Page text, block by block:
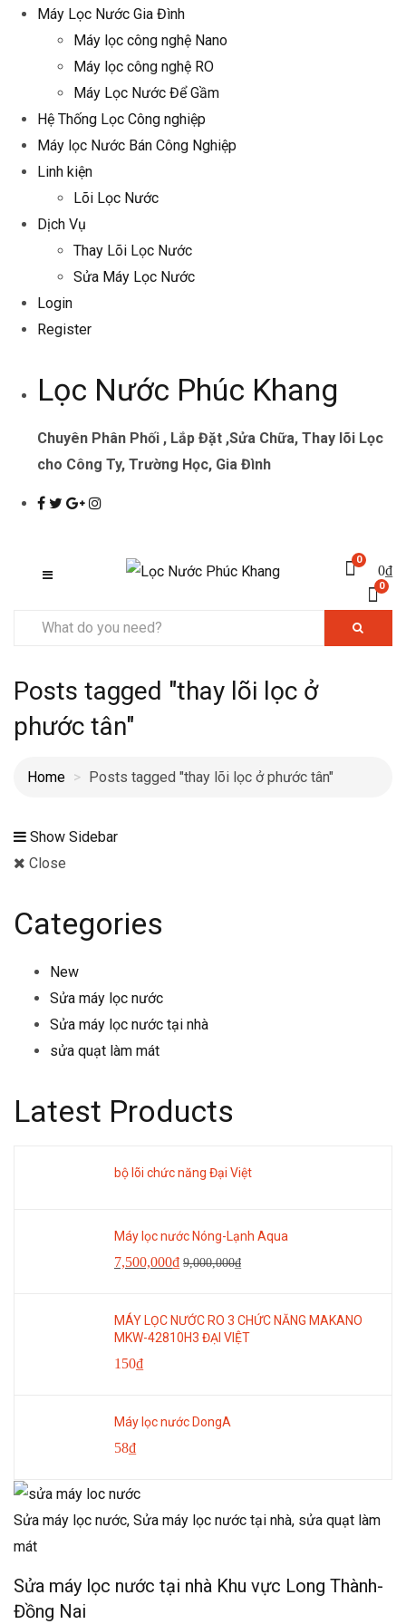
Máy Lọc Nước Gia Đình
Máy lọc công nghệ Nano
Máy lọc công nghệ RO
Máy Lọc Nước Để Gầm
Hệ Thống Lọc Công nghiệp
Máy lọc Nước Bán Công Nghiệp
Linh kiện
Lõi Lọc Nước
Dịch Vụ
Thay Lõi Lọc Nước
Sửa Máy Lọc Nước
Login
Register
Lọc Nước Phúc Khang
Chuyên Phân Phối , Lắp Đặt ,Sửa Chữa, Thay lõi Lọc
cho Công Ty, Trường Học, Gia Đình
0
0₫
0
Posts tagged "thay lõi lọc ở
phước tân"
Home Posts tagged "thay lõi lọc ở phước tân"
Show Sidebar
Close
Categories
New
Sửa máy lọc nước
Sửa máy lọc nước tại nhà
sửa quạt làm mát
Latest Products
bộ lõi chức năng Đại Việt
Máy lọc nước Nóng-Lạnh Aqua
7,500,000₫ 9,000,000₫
MÁY LỌC NƯỚC RO 3 CHỨC NĂNG MAKANO
MKW-42810H3 ĐẠI VIỆT
150₫
Máy lọc nước DongA
58₫
Sửa máy lọc nước, Sửa máy lọc nước tại nhà, sửa quạt làm
mát
Sửa máy lọc nước tại nhà Khu vực Long Thành-
Đồng Nai